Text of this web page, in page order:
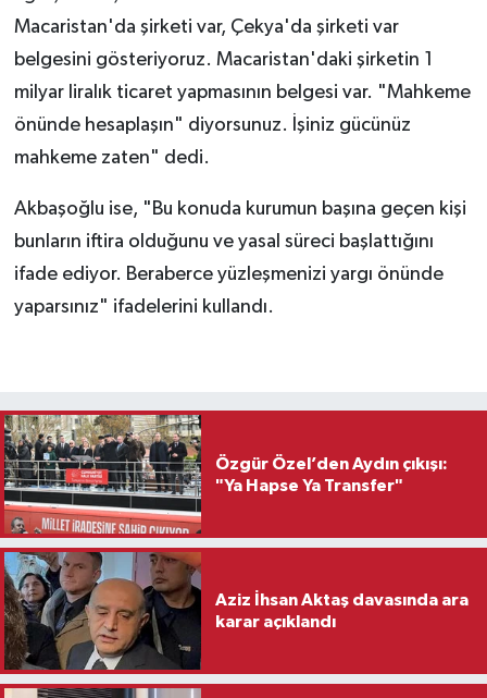
Macaristan'da şirketi var, Çekya'da şirketi var
belgesini gösteriyoruz. Macaristan'daki şirketin 1
milyar liralık ticaret yapmasının belgesi var. "Mahkeme
önünde hesaplaşın" diyorsunuz. İşiniz gücünüz
mahkeme zaten" dedi.
Akbaşoğlu ise, "Bu konuda kurumun başına geçen kişi
bunların iftira olduğunu ve yasal süreci başlattığını
ifade ediyor. Beraberce yüzleşmenizi yargı önünde
yaparsınız" ifadelerini kullandı.
Özgür Özel’den Aydın çıkışı:
"Ya Hapse Ya Transfer"
Aziz İhsan Aktaş davasında ara
karar açıklandı